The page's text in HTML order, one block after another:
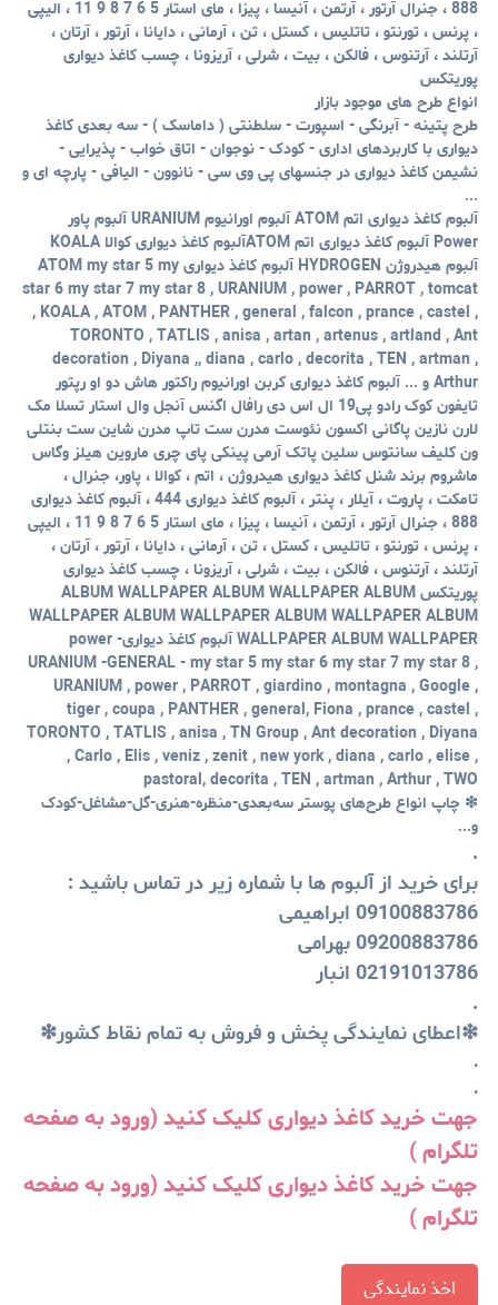
888 ، جنرال
آرتور ،
آرتمن ، آنیسا ، پیزا ، مای استار 5 6 7 8 9 11 ، الیپی
، پرنس ، تورنتو، تاتلیس، کستل ، تن ، آرمانی ، دایانا ، آرتور ، آرتان ،
آرتلند ، آرتنوس ، فالکن ، بیت ، شرلی ، آریزونا ، چسب کاغذ دیواری
پوریتکس
انواع طرح های موجود بازار
طرح پتینه - آبرنگی - اسپورت - سلطنتی ( داماسک ) - سه بعدی کاغذ
دیواری با کاربردهای اداری - کودک - نوجوان - اتاق خواب - پذیرایی -
نشیمن کاغذ دیواری در جنسهای پی وی سی - نانوون - الیافی - پارچه ای و
...
آلبوم کاغذ دیواری اتم ATOM آلبوم اورانیوم URANIUM آلبوم پاور
Power آلبوم کاغذ دیواری اتم ATOMآلبوم کاغذ دیواری کوالا KOALA
آلبوم هیدروژن HYDROGEN آلبوم کاغذ دیواری ATOM my star 5 my
star 6 my star 7 my star 8 , URANIUM ,power , PARROT, tomcat
, KOALA , ATOM , PANTHER , general ,falcon , prance , castel ,
TORONTO , TATLIS ,anisa ,artan , artenus ,artland , Ant
decoration , Diyana ,, diana , carlo , decorita , TEN , artman ,
Arthurو ... آلبوم کاغذ دیواری کربن اورانیوم راکتور هاش دو او رپتور
تایفون کوک رادو پی19 ال اس دی رافال اگنس آنجل وال استار تسلا مک
لارن نازین پاگانی اکسون نئوست مدرن ست تاپ مدرن شاین ست بنتلی
ون کلیف سانتوس سلین پاتک آرمی پینکی پای چری ماروین هیلز وگاس
ماشروم برند شنل کاغذ دیواری هیدروژن ، اتم ، کوالا ، پاور، جنرال ،
تامکت ، پاروت ، آیلار ، پنتر
، آلبوم کاغذ دیواری 444 ، آلبوم کاغذ دیواری
888 ، جنرال
آرتور ،
آرتمن ، آنیسا ، پیزا ، مای استار 5 6 7 8 9 11 ، الیپی
، پرنس ، تورنتو، تاتلیس، کستل ، تن ، آرمانی ، دایانا ، آرتور ، آرتان ،
آرتلند ، آرتنوس ، فالکن ، بیت ، شرلی ، آریزونا ، چسب کاغذ دیواری
پوریتکس ALBUM WALLPAPERALBUM WALLPAPER ALBUM
WALLPAPER ALBUM WALLPAPERALBUM WALLPAPER ALBUM
WALLPAPER ALBUM WALLPAPERآلبوم کاغذ دیواریpower -
URANIUM-GENERAL -my star 5 my star 6 my star 7 my star 8 ,
URANIUM ,power , PARROT, giardino , montagna , Google ,
tiger , coupa , PANTHER , general, Fiona , prance , castel ,
TORONTO , TATLIS ,anisa , TN Group , Ant decoration , Diyana
, Carlo , Elis , veniz , zenit , new york , diana , carlo , elise ,
pastoral, decorita , TEN , artman ,Arthur, TWO
❇ چاپ انواع طرح‌های پوستر سه‌بعدی-منظره-هنری-گل-مشاغل-کودک
و...
.
برای خرید از آلبوم ها با شماره زیر در تماس باشید :
09100883786 ابراهیمی
09200883786 بهرامی
02191013786 انبار
.
❇اعطای نمایندگی پخش و فروش به تمام نقاط کشور❇
.
.
جهت خرید کاغذ دیواری کلیک کنید (ورود به صفحه
تلگرام )
جهت خرید کاغذ دیواری کلیک کنید (ورود به صفحه
تلگرام )
اخذ نمایندگی